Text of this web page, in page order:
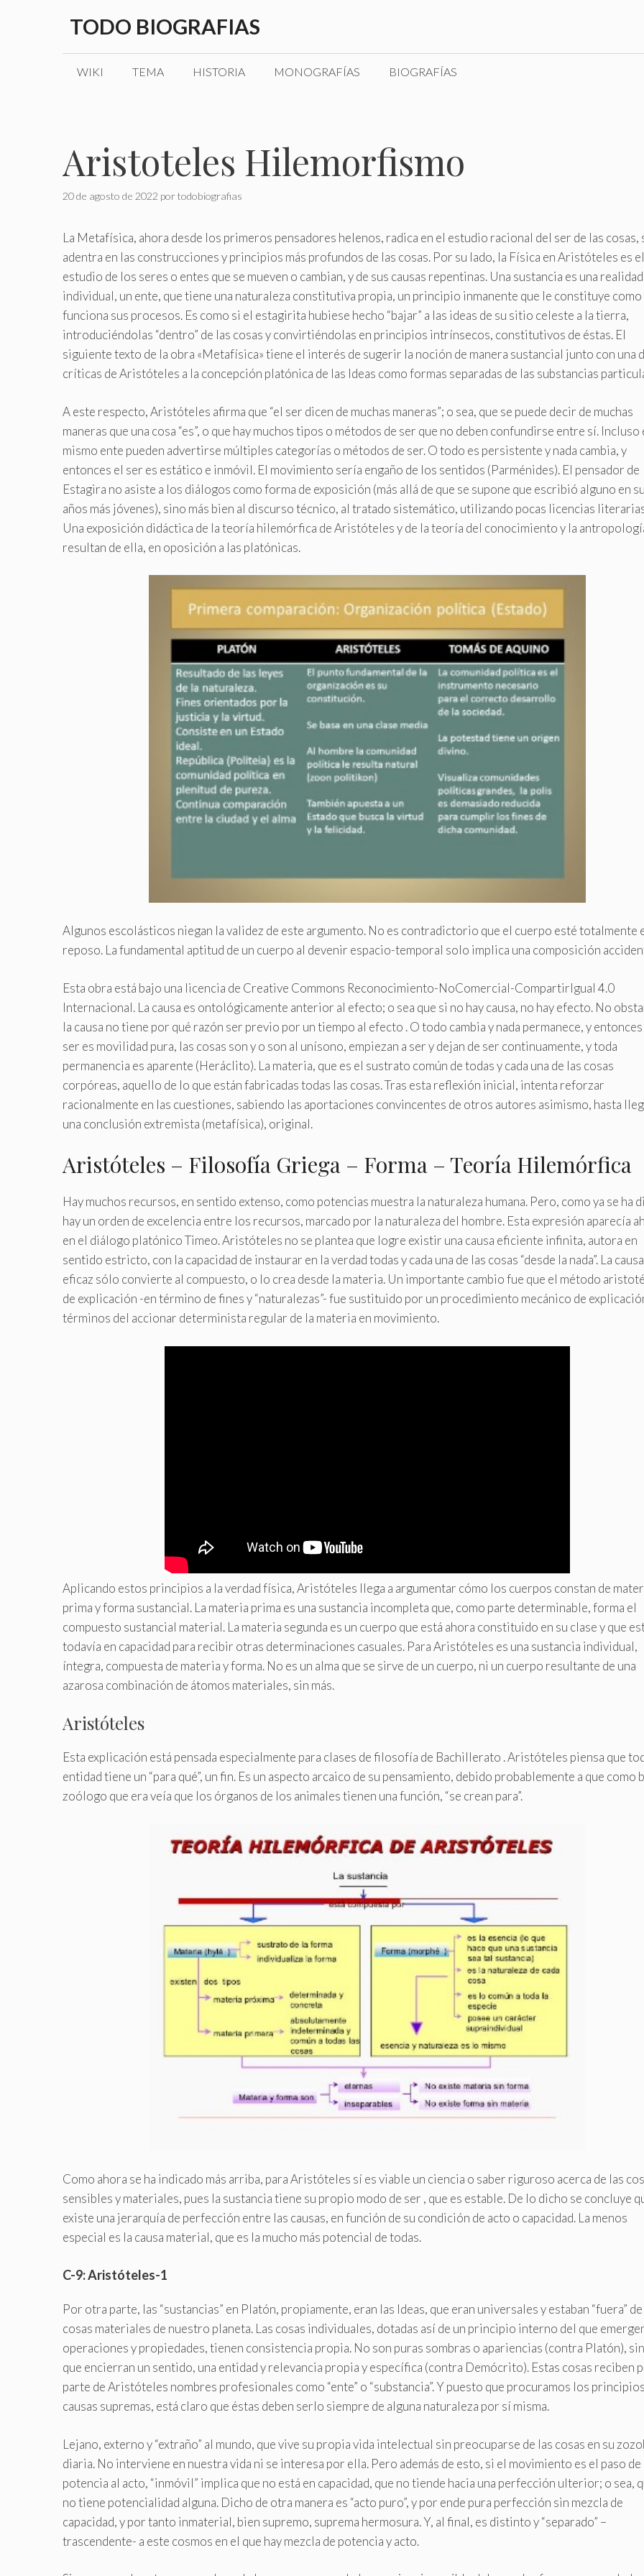
TODO BIOGRAFIAS
WIKI TEMA HISTORIA MONOGRAFÍAS BIOGRAFÍAS
Aristoteles Hilemorfismo
20 de agosto de 2022 portodobiografias
La Metafísica, ahora desde los primeros pensadores helenos, radica en el estudio racional del ser de las cosas,
adentra en las construcciones y principios más profundos de las cosas. Por su lado, la Física en Aristóteles es el
estudio de los seres o entes que se mueven o cambian, y de sus causas repentinas. Una sustancia es una realidad
individual, un ente, que tiene una naturaleza constitutiva propia, un principio inmanente que le constituye como
funciona sus procesos. Es como si el estagirita hubiese hecho “bajar” a las ideas de su sitio celeste a la tierra,
introduciéndolas “dentro” de las cosas y convirtiéndolas en principios intrínsecos, constitutivos de éstas. El
siguiente texto de la obra «Metafísica» tiene el interés de sugerir la noción de manera sustancial junto con una
críticas de Aristóteles a la concepción platónica de las Ideas como formas separadas de las substancias
A este respecto, Aristóteles afirma que “el ser dicen de muchas maneras”; o sea, que se puede decir de muchas
maneras que una cosa “es”, o que hay muchos tipos o métodos de ser que no deben confundirse entre sí. Incluso
mismo ente pueden advertirse múltiples categorías o métodos de ser. O todo es persistente y nada cambia, y
entonces el ser es estático e inmóvil. El movimiento sería engaño de los sentidos (Parménides). El pensador de
Estagira no asiste a los diálogos como forma de exposición (más allá de que se supone que escribió alguno en
años más jóvenes), sino más bien al discurso técnico, al tratado sistemático, utilizando pocas licencias
Una exposición didáctica de la teoría hilemórfica de Aristóteles y de la teoría del conocimiento y la
resultan de ella, en oposición a las platónicas.
Algunos escolásticos niegan la validez de este argumento. No es contradictorio que el cuerpo esté totalmente
reposo. La fundamental aptitud de un cuerpo al devenir espacio-temporal solo implica una composición
Esta obra está bajo una licencia de Creative Commons Reconocimiento-NoComercial-CompartirIgual 4.0
Internacional. La causa es ontológicamente anterior al efecto; o sea que si no hay causa, no hay efecto. No
la causa no tiene por qué razón ser previo por un tiempo al efecto . O todo cambia y nada permanece, y entonces
ser es movilidad pura, las cosas son y o son al unísono, empiezan a ser y dejan de ser continuamente, y toda
permanencia es aparente (Heráclito). La materia, que es el sustrato común de todas y cada una de las cosas
corpóreas, aquello de lo que están fabricadas todas las cosas. Tras esta reflexión inicial, intenta reforzar
racionalmente en las cuestiones, sabiendo las aportaciones convincentes de otros autores asimismo, hasta
una conclusión extremista (metafísica), original.
Aristóteles – Filosofía Griega – Forma – Teoría Hilemórfica
Hay muchos recursos, en sentido extenso, como potencias muestra la naturaleza humana. Pero, como ya se ha
hay un orden de excelencia entre los recursos, marcado por la naturaleza del hombre. Esta expresión aparecía
en el diálogo platónico Timeo. Aristóteles no se plantea que logre existir una causa eficiente infinita, autora en
sentido estricto, con la capacidad de instaurar en la verdad todas y cada una de las cosas “desde la nada”. La causa
eficaz sólo convierte al compuesto, o lo crea desde la materia. Un importante cambio fue que el método
de explicación -en término de fines y “naturalezas”- fue sustituido por un procedimiento mecánico de
términos del accionar determinista regular de la materia en movimiento.
Aplicando estos principios a la verdad física, Aristóteles llega a argumentar cómo los cuerpos constan de
prima y forma sustancial. La materia prima es una sustancia incompleta que, como parte determinable, forma el
compuesto sustancial material. La materia segunda es un cuerpo que está ahora constituido en su clase y que
todavía en capacidad para recibir otras determinaciones casuales. Para Aristóteles es una sustancia individual,
íntegra, compuesta de materia y forma. No es un alma que se sirve de un cuerpo, ni un cuerpo resultante de una
azarosa combinación de átomos materiales, sin más.
Aristóteles
Esta explicación está pensada especialmente para clases de filosofía de Bachillerato . Aristóteles piensa que
entidad tiene un “para qué”, un fin. Es un aspecto arcaico de su pensamiento, debido probablemente a que como
zoólogo que era veía que los órganos de los animales tienen una función, “se crean para”.
Como ahora se ha indicado más arriba, para Aristóteles sí es viable un ciencia o saber riguroso acerca de las
sensibles y materiales, pues la sustancia tiene su propio modo de ser , que es estable. De lo dicho se concluye
existe una jerarquía de perfección entre las causas, en función de su condición de acto o capacidad. La menos
especial es la causa material, que es la mucho más potencial de todas.
C-9: Aristóteles-1
Por otra parte, las “sustancias” en Platón, propiamente, eran las Ideas, que eran universales y estaban “fuera”
cosas materiales de nuestro planeta. Las cosas individuales, dotadas así de un principio interno del que
operaciones y propiedades, tienen consistencia propia. No son puras sombras o apariencias (contra Platón),
que encierran un sentido, una entidad y relevancia propia y específica (contra Demócrito). Estas cosas reciben
parte de Aristóteles nombres profesionales como “ente” o “substancia”. Y puesto que procuramos los
causas supremas, está claro que éstas deben serlo siempre de alguna naturaleza por sí misma.
Lejano, externo y “extraño” al mundo, que vive su propia vida intelectual sin preocuparse de las cosas en su
diaria. No interviene en nuestra vida ni se interesa por ella. Pero además de esto, si el movimiento es el paso de
potencia al acto, “inmóvil” implica que no está en capacidad, que no tiende hacia una perfección ulterior; o sea,
no tiene potencialidad alguna. Dicho de otra manera es “acto puro”, y por ende pura perfección sin mezcla de
capacidad, y por tanto inmaterial, bien supremo, suprema hermosura. Y, al final, es distinto y “separado” –
trascendente- a este cosmos en el que hay mezcla de potencia y acto.